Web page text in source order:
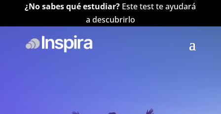
¿No sabes qué estudiar? Este test te ayudará
a descubrirlo